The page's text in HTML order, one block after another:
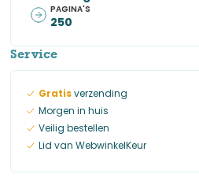
PAGINA'S
250
Service
Gratisverzending
Morgen in huis
Veilig bestellen
Lid van WebwinkelKeur